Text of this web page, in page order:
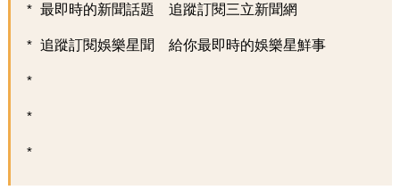
最即時的新聞話題 追蹤訂閱三立新聞網
追蹤訂閱娛樂星聞 給你最即時的娛樂星鮮事